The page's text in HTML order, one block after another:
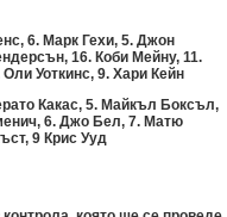
6. Марк Гехи, 5. Джон
16. Коби Мейну, 11.
Уоткинс, 9. Хари Кейн
Какас, 5. Майкъл Боксъл,
6. Джо Бел, 7. Матю
9 Крис Ууд